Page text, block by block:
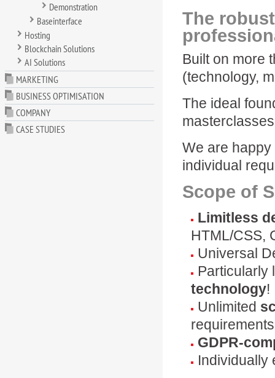
Demonstration
Baseinterface
Hosting
Blockchain Solutions
AI Solutions
MARKETING
BUSINESS OPTIMISATION
COMPANY
CASE STUDIES
The
Built on more
(technology,
The ideal
We are
individual
Scope of
Limitless
HTML/CSS,
Universal
Particularly
technology!
Unlimited
GDPR-
Individually